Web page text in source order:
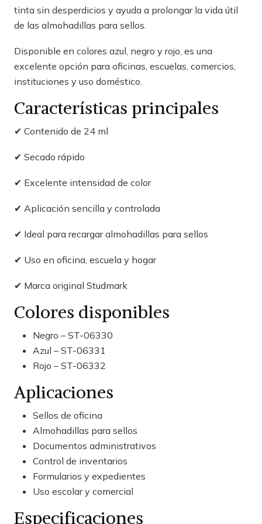
tinta sin desperdicios y ayuda a prolongar la vida útil
de las almohadillas para sellos.
Disponible en colores azul, negro y rojo, es una
excelente opción para oficinas, escuelas, comercios,
instituciones y uso doméstico.
Características principales
✔ Contenido de 24 ml
✔ Secado rápido
✔ Excelente intensidad de color
✔ Aplicación sencilla y controlada
✔ Ideal para recargar almohadillas para sellos
✔ Uso en oficina, escuela y hogar
✔ Marca original Studmark
Colores disponibles
Negro – ST-06330
Azul – ST-06331
Rojo – ST-06332
Aplicaciones
Sellos de oficina
Almohadillas para sellos
Documentos administrativos
Control de inventarios
Formularios y expedientes
Uso escolar y comercial
Especificaciones